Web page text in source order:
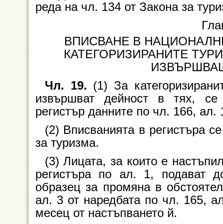
реда на чл. 134 от Закона за
ВПИСВАНЕ В
КАТЕГОРИЗИРАНИТЕ
Чл. 19. (1) За
извършват дейност в тях, се
регистър данните по чл. 166, ал.
(2) Вписванията в регистъра
за туризма.
(3) Лицата, за които е
регистъра по ал. 1, подават
образец за промяна в
ал. 3 от наредбата по чл. 165,
месец от настъпването й.